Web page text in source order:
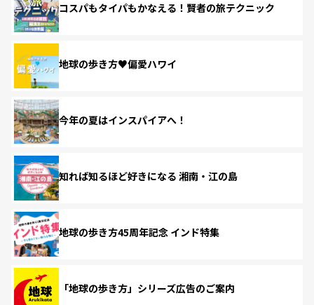
コスパもタイパもかなえる！賢者の旅テクニック
地球の歩き方♥偏愛ハワイ
今年の夏はインスパイアへ！
知れば知るほど好きになる 湘南・江の島
地球の歩き方45周年記念 インド特集
「地球の歩き方」シリーズ広告のご案内